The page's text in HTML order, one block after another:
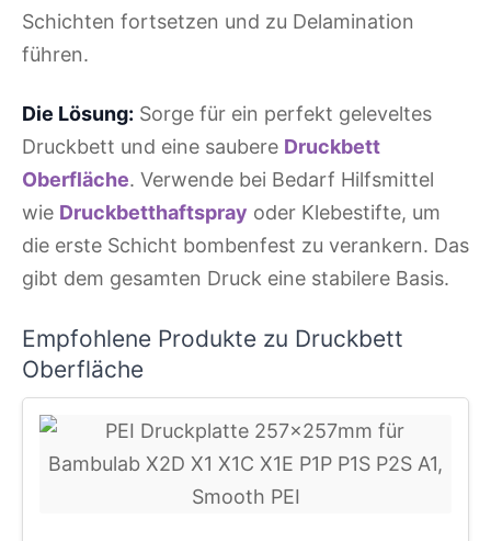
Schichten fortsetzen und zu Delamination
führen.
Die Lösung: Sorge für ein perfekt geleveltes
Druckbett und eine saubere Druckbett
Oberfläche. Verwende bei Bedarf Hilfsmittel
wie Druckbetthaftspray oder Klebestifte, um
die erste Schicht bombenfest zu verankern. Das
gibt dem gesamten Druck eine stabilere Basis.
Empfohlene Produkte zu Druckbett
Oberfläche